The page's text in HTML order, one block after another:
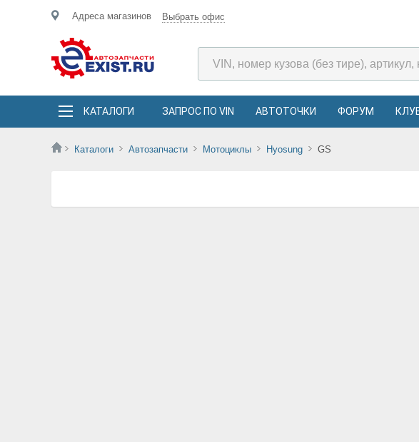
Адреса магазинов Выбрать офис
КАТАЛОГИ ЗАПРОС ПО VIN АВТОТОЧКИ ФОРУМ
Каталоги Автозапчасти Мотоциклы Hyosung GS